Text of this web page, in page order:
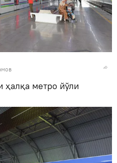
ҳалқа метро йўли